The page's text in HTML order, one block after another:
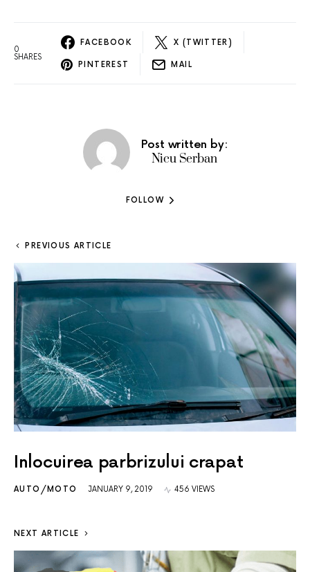
0
SHARES
FACEBOOK X (TWITTER)
PINTEREST MAIL
Post written by:
Nicu Serban
FOLLOW
PREVIOUS ARTICLE
Inlocuirea parbrizului crapat
AUTO/MOTO JANUARY 9, 2019 456 VIEWS
NEXT ARTICLE